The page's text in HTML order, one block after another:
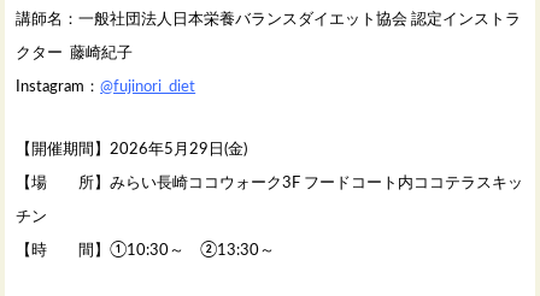
講師名：一般社団法人日本栄養バランスダイエット協会 認定インストラ
クター 藤崎紀子
Instagram：@fujinori_diet
【開催期間】2026年5月29日(金)
【場 所】みらい長崎ココウォーク3F フードコート内ココテラスキッ
チン
【時 間】①10:30～ ②13:30～